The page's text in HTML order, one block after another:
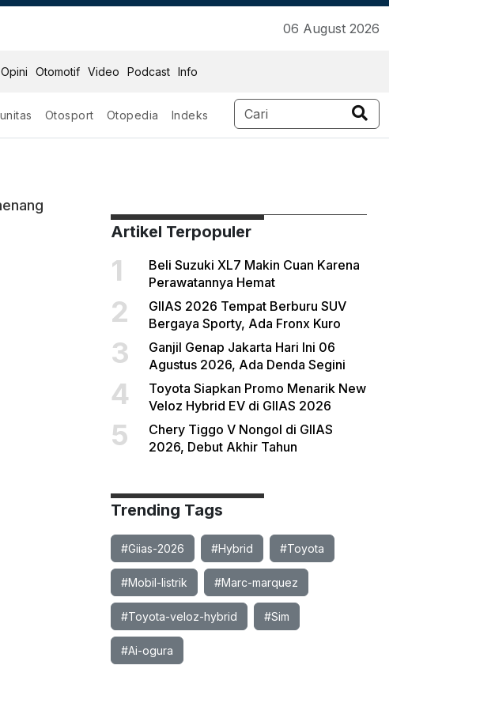
06 August 2026
Otomotif Video Podcast Info
Otosport Otopedia Indeks
Artikel Terpopuler
1
Beli Suzuki XL7 Makin Cuan Karena
Perawatannya Hemat
2
GIIAS 2026 Tempat Berburu SUV
Bergaya Sporty, Ada Fronx Kuro
3
Ganjil Genap Jakarta Hari Ini 06
Agustus 2026, Ada Denda Segini
4
Toyota Siapkan Promo Menarik New
Veloz Hybrid EV di GIIAS 2026
5
Chery Tiggo V Nongol di GIIAS
2026, Debut Akhir Tahun
Trending Tags
#Giias-2026 #Hybrid #Toyota
#Mobil-listrik #Marc-marquez
#Toyota-veloz-hybrid #Sim
#Ai-ogura